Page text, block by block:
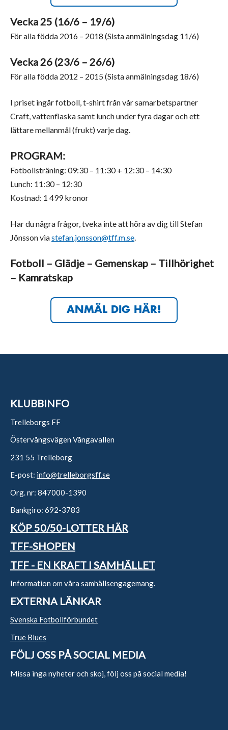
Vecka 25 (16/6 – 19/6)
För alla födda 2016 – 2018 (Sista anmälningsdag 11/6)
Vecka 26 (23/6 – 26/6)
För alla födda 2012 – 2015 (Sista anmälningsdag 18/6)
I priset ingår fotboll, t-shirt från vår samarbetspartner
Craft, vattenflaska samt lunch under fyra dagar och ett
lättare mellanmål (frukt) varje dag.
PROGRAM:
Fotbollsträning: 09:30 – 11:30 + 12:30 – 14:30
Lunch: 11:30 – 12:30
Kostnad: 1 499 kronor
Har du några frågor, tveka inte att höra av dig till Stefan
Jönsson viastefan.jonsson@tff.m.se
Fotboll – Glädje – Gemenskap – Tillhörighet
– Kamratskap
ANMÄL DIG HÄR!
KLUBBINFO
Trelleborgs FF
Östervångsvägen Vångavallen
231 55 Trelleborg
E-post: info@trelleborgsff.se
Org. nr: 847000-1390
Bankgiro: 692-3783
KÖP 50/50-LOTTER HÄR
TFF-SHOPEN
TFF - EN KRAFT I SAMHÄLLET
Information om våra samhällsengagemang.
EXTERNA LÄNKAR
Svenska Fotbollförbundet
True Blues
FÖLJ OSS PÅ SOCIAL MEDIA
Missa inga nyheter och skoj, följ oss på social media!